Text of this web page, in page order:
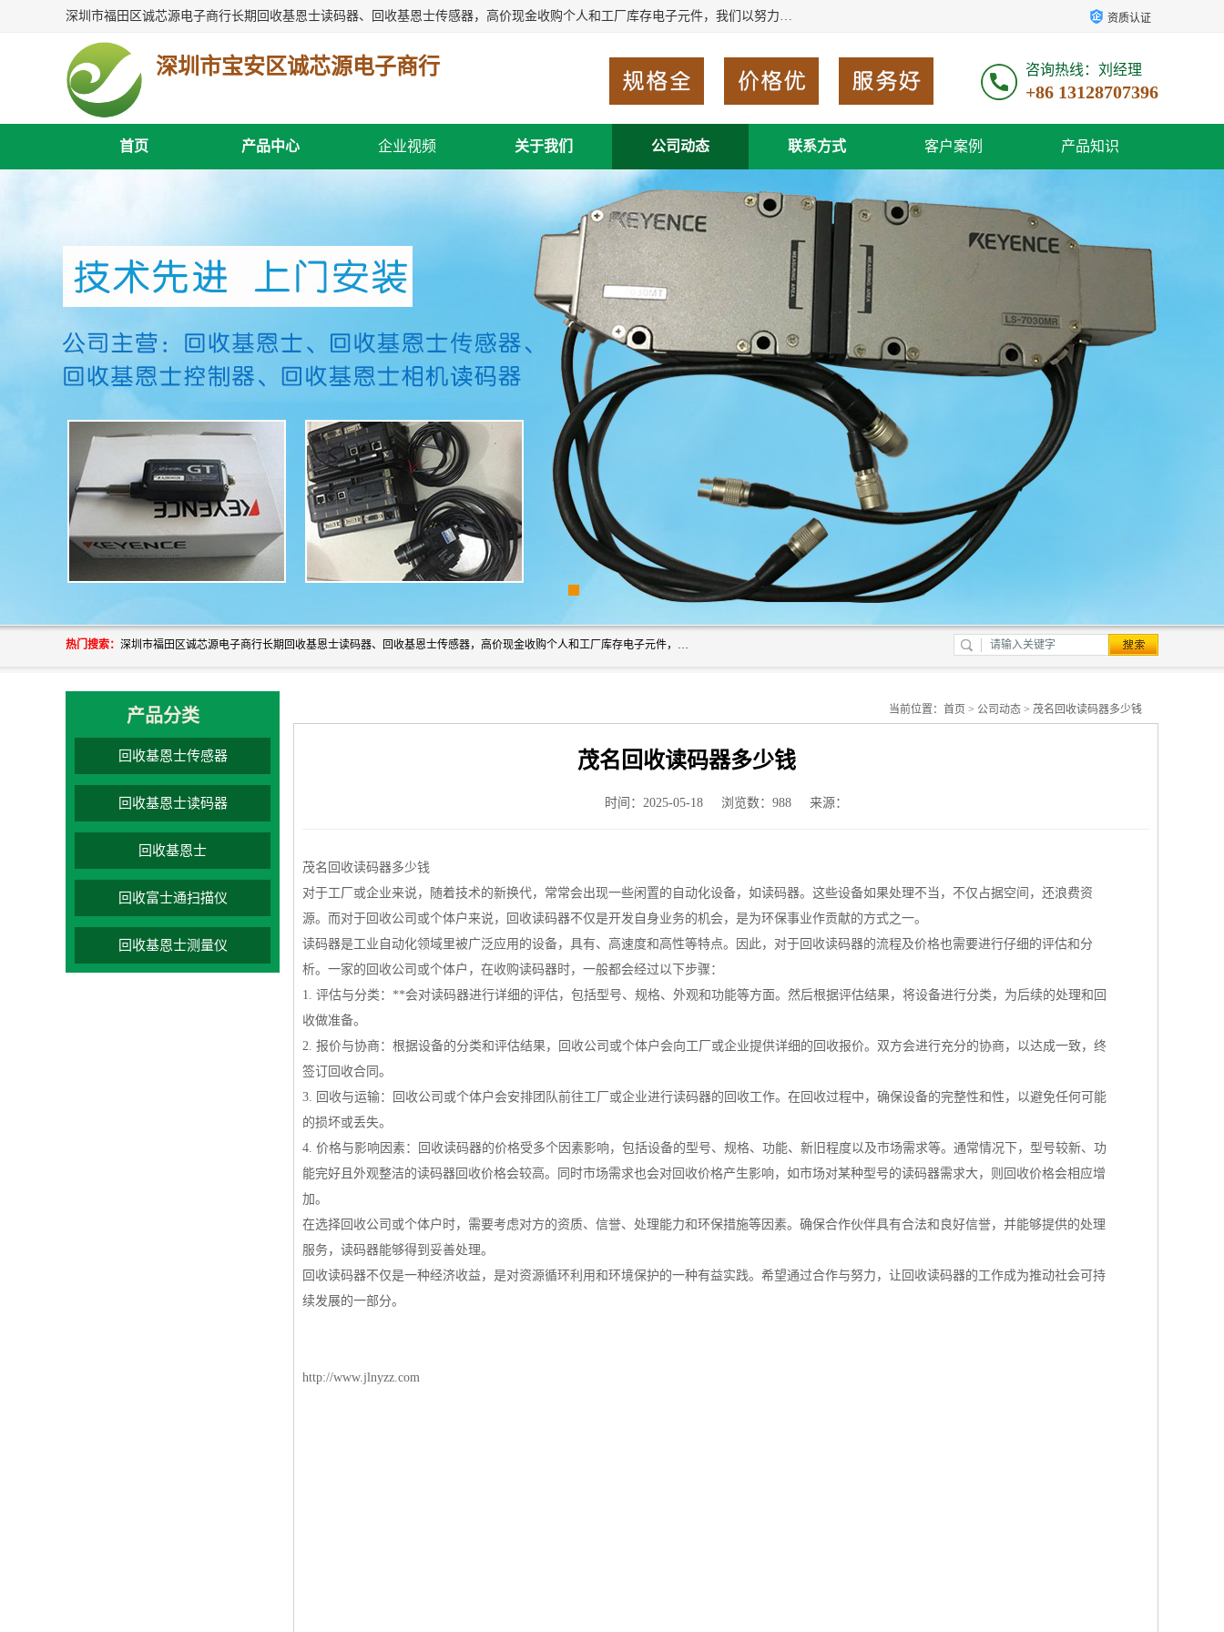
深圳市福田区诚芯源电子商行长期回收基恩士读码器、回收基恩士传感器，高价现金收购个人和工厂库存电子元件，我们以努力处事、以诚信待人，能迅速为客户消化库存、减少仓储、回笼资金，我们交易灵活方便，现金支付，价格合 理，尽量满足客户的要求，提供一条龙服务。 资质认证
深圳市宝安区诚芯源电子商行 咨询热线：刘经理
+86 13128707396
首页 产品中心 企业视频 关于我们 公司动态 联系方式 客户案例 产品知识
热门搜索： 深圳市福田区诚芯源电子商行长期回收基恩士读码器、回收基恩士传感器，高价现金收购个人和工厂库存电子元件，我们以努力处事、以诚信待人，能迅速为客户消化库存、减少仓储、回笼资金，我们交易灵活方便，现金支付，价格合 理，尽量满足客户的要求，提供一条龙服务。
产品分类
回收基恩士传感器
回收基恩士读码器
回收基恩士
回收富士通扫描仪
回收基恩士测量仪
当前位置： 首页 > 公司动态 > 茂名回收读码器多少钱
茂名回收读码器多少钱
时间：2025-05-18 浏览数：988 来源：
茂名回收读码器多少钱
对于工厂或企业来说，随着技术的新换代，常常会出现一些闲置的自动化设备，如读码器。这些设备如果处理不当，不仅占据空间，还浪费资
源。而对于回收公司或个体户来说，回收读码器不仅是开发自身业务的机会，是为环保事业作贡献的方式之一。
读码器是工业自动化领域里被广泛应用的设备，具有、高速度和高性等特点。因此，对于回收读码器的流程及价格也需要进行仔细的评估和分
析。一家的回收公司或个体户，在收购读码器时，一般都会经过以下步骤：
1. 评估与分类：**会对读码器进行详细的评估，包括型号、规格、外观和功能等方面。然后根据评估结果，将设备进行分类，为后续的处理和回
收做准备。
2. 报价与协商：根据设备的分类和评估结果，回收公司或个体户会向工厂或企业提供详细的回收报价。双方会进行充分的协商，以达成一致，终
签订回收合同。
3. 回收与运输：回收公司或个体户会安排团队前往工厂或企业进行读码器的回收工作。在回收过程中，确保设备的完整性和性，以避免任何可能
的损坏或丢失。
4. 价格与影响因素：回收读码器的价格受多个因素影响，包括设备的型号、规格、功能、新旧程度以及市场需求等。通常情况下，型号较新、功
能完好且外观整洁的读码器回收价格会较高。同时市场需求也会对回收价格产生影响，如市场对某种型号的读码器需求大，则回收价格会相应增
加。
在选择回收公司或个体户时，需要考虑对方的资质、信誉、处理能力和环保措施等因素。确保合作伙伴具有合法和良好信誉，并能够提供的处理
服务，读码器能够得到妥善处理。
回收读码器不仅是一种经济收益，是对资源循环利用和环境保护的一种有益实践。希望通过合作与努力，让回收读码器的工作成为推动社会可持
续发展的一部分。
http://www.jlnyzz.com